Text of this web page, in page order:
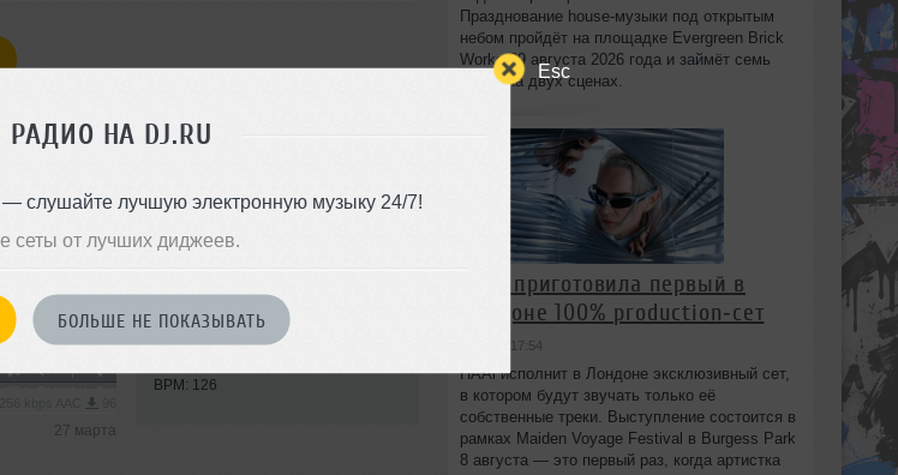
Esc
РАДИО НА DJ.RU
слушайте лучшую электронную музыку 24/7!
сеты от лучших диджеев.
БОЛЬШЕ НЕ ПОКАЗЫВАТЬ
27 марта
House,Deep House
Записан: 08 февраля 2015
BPM: 126
Празднование house-музыки под открытым
небом пройдёт на площадке Evergreen Brick
Works 29 августа 2026 года и займёт семь
часов на двух сценах.
HAAi приготовила первый в
Лондоне 100% production‑сет
вчера в 17:54
HAAi исполнит в Лондоне эксклюзивный сет,
в котором будут звучать только её
собственные треки. Выступление состоится в
рамках Maiden Voyage Festival в Burgess Park
8 августа — это первый раз, когда артистка